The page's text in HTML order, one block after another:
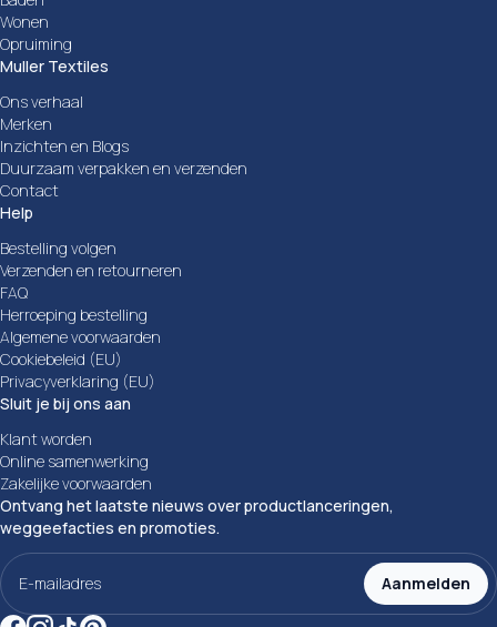
Wonen
Opruiming
Muller Textiles
Ons verhaal
Merken
Inzichten en Blogs
Duurzaam verpakken en verzenden
Contact
Help
Bestelling volgen
Verzenden en retourneren
FAQ
Herroeping bestelling
Algemene voorwaarden
Cookiebeleid (EU)
Privacyverklaring (EU)
Sluit je bij ons aan
Klant worden
Online samenwerking
Zakelijke voorwaarden
Ontvang het laatste nieuws over productlanceringen,
weggeefacties en promoties.
E-
mailadres
(Vereist)
Aanmelden